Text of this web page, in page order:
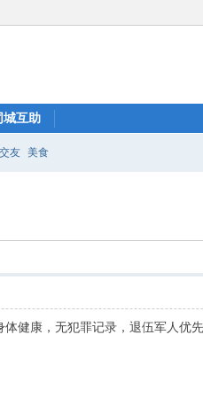
城互助
交友 美食
健康，无犯罪记录，退伍军人优